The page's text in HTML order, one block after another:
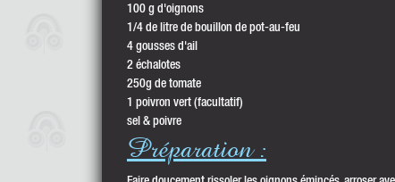
100 g d'oignons
1/4 de litre de bouillon de pot-au-feu
4 gousses d'ail
2 échalotes
250g de tomate
1 poivron vert (facultatif)
sel & poivre
Préparation :